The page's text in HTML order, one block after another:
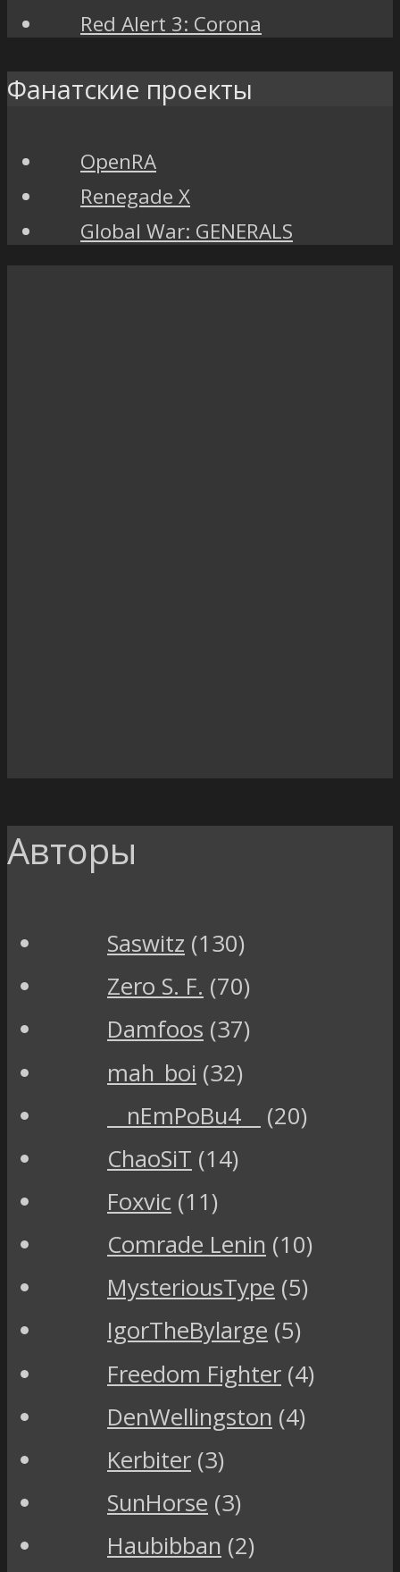
Red Alert 3: Corona
Фанатские проекты
OpenRA
Renegade X
Global War: GENERALS
Авторы
Saswitz (130)
Zero S. F. (70)
Damfoos (37)
mah_boi (32)
__nEmPoBu4__
(20)
ChaoSiT (14)
Foxvic (11)
Comrade Lenin (10)
MysteriousType (5)
IgorTheBylarge (5)
Freedom Fighter (4)
DenWellingston (4)
Kerbiter (3)
SunHorse (3)
Haubibban (2)